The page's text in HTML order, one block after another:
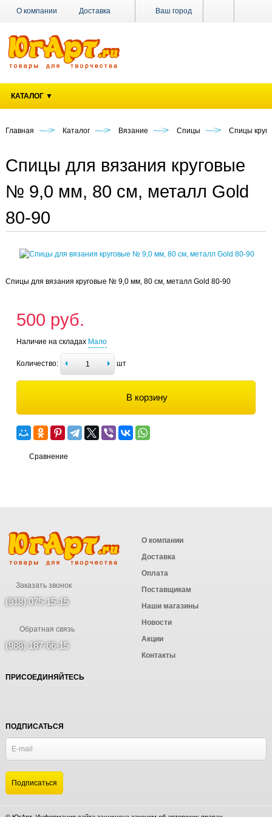
Ваш город
О компании Доставка
Наши магазины Новости
КАТАЛОГ ▼
Главная Каталог Вязание Спицы Спицы
Спицы для вязания круговые
№ 9,0 мм, 80 см, металл Gold
80-90
Спицы для вязания круговые № 9,0 мм, 80 см, металл Gold 80-90
500 руб.
Наличие на складах Мало
Количество: шт
В корзину
Сравнение
Заказать звонок
(918) 075-15-15
Обратная связь
(988) 187-66-15
О компании
Доставка
Оплата
Поставщикам
Наши магазины
Новости
Акции
Контакты
ПРИСОЕДИНЯЙТЕСЬ
ПОДПИСАТЬСЯ